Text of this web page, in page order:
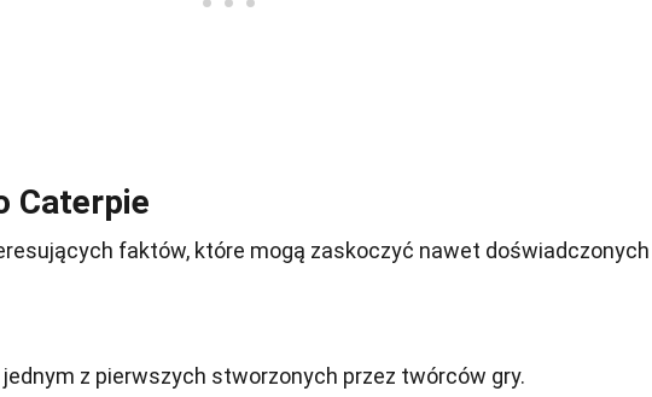
Caterpie
faktów, które mogą zaskoczyć nawet doświadczonych
jednym z pierwszych stworzonych przez twórców gry.